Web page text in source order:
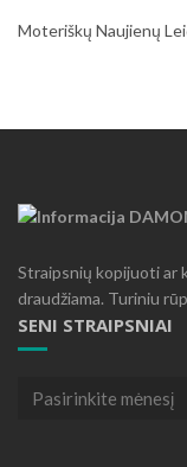
Moteriškų Naujienų
Straipsnių kopijuoti ar
draudžiama. Turiniu
SENI STRAIPSNIAI
Seni